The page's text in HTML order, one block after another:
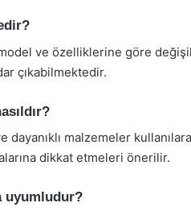
model ve özelliklerine göre
çıkabilmektedir.
dayanıklı malzemeler
dikkat etmeleri önerilir.
uyumludur?